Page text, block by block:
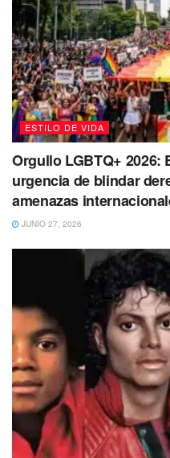
ESTILO DE VIDA
Orgullo LGBTQ+ 2026:
urgencia de blindar
amenazas
JUNIO 27, 2026